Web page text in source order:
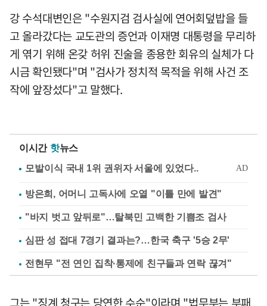
강 수석대변인은 "수원지검 검사실에 연어회덮밥을 들
고 올라갔다는 교도관의 증언과 이재명 대통령을 무리하
게 엮기 위해 온갖 허위 진술을 종용한 회유의 실체가 다
시금 확인됐다"며 "검사가 정치적 목적을 위해 사건 조
작에 앞장섰다"고 말했다.
이시간 핫뉴스
방은희, 어머니 고독사에 오열 "이틀 만에 발견"
"바지 벗고 앞뒤로"…탈북민 고백한 기쁨조 검사
심판 성 접대 7경기 결과는?…한국 축구 '5승 2무'
전현무 "전 연인 집착·통제에 친구들과 연락 끊겨"
그는 "징계 청구는 당연한 수순"이라며 "법무부는 부패